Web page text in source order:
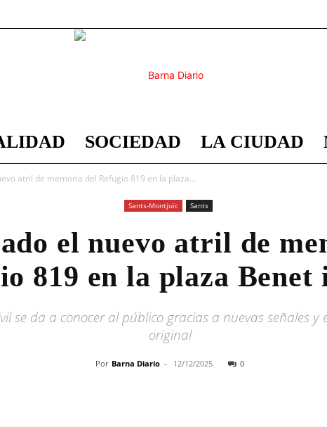
Barna
SOCIEDAD LA CIUDAD
atril de memoria del Refugio 819 en la plaza...
Sants-Montjuïc Sants
el nuevo atril de
819 en la plaza
se da a conocer al público gracias a nuevas señales
original
Por Barna Diario - 12/12/2025 0